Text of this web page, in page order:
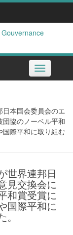
Toggle
navigation
本国会委員会のエ
協のノーベル平和
際平和に取り組む
世界連邦日
見交換会に
和賞受賞に
国際平和に
。